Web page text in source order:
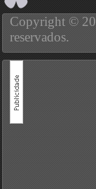
Copyright ©
reservados.